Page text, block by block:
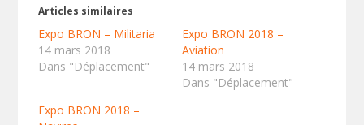
Articles similaires
Expo BRON – Militaria
14 mars 2018
Dans "Déplacement"
Expo BRON 2018 –
Aviation
14 mars 2018
Dans "Déplacement"
Expo BRON 2018 –